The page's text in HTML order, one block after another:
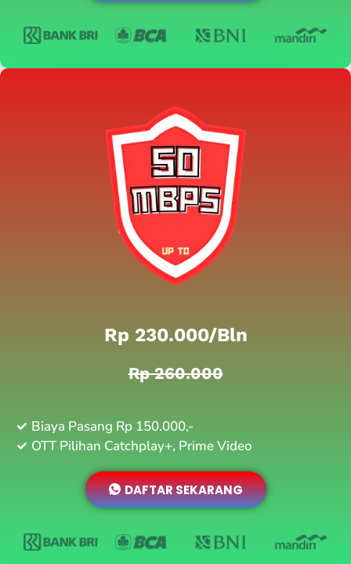
Rp 230.000/bln
Rp 260.000
Biaya Pasang Rp 150.000,-
OTT Pilihan Catchplay+, Prime Video
DAFTAR SEKARANG